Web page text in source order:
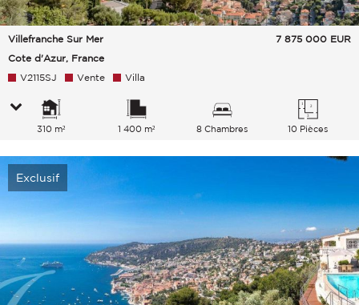
Villefranche Sur Mer
Cote d'Azur, France
7 875 000 EUR
V2115SJ Vente Villa
310 m² 1 400 m² 8 Chambres 10 Pièces
Exclusif